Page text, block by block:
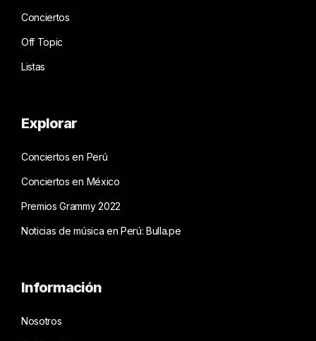
Conciertos
Off Topic
Listas
Explorar
Conciertos en Perú
Conciertos en México
Premios Grammy 2022
Noticias de música en Perú: Bulla.pe
Información
Nosotros